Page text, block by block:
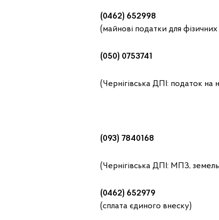
(0462) 652998
(майнові податки для фізичних
(050) 0753741
(Чернігівська ДПІ: податок на
(093) 7840168
(Чернігівська ДПІ: МПЗ,
(0462) 652979
(сплата єдиного внеску)